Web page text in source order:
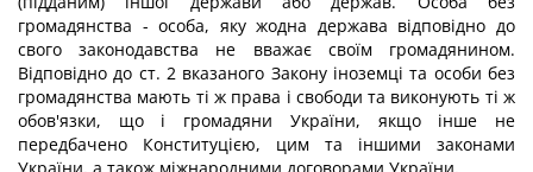
громадянства - особа, яку жодна держава відповідно до
свого законодавства не вважає своїм громадянином.
Відповідно до ст. 2 вказаного Закону іноземці та особи без
громадянства мають ті ж права і свободи та виконують ті ж
обов'язки, що і громадяни України, якщо інше не
передбачено Конституцією, цим та іншими законами